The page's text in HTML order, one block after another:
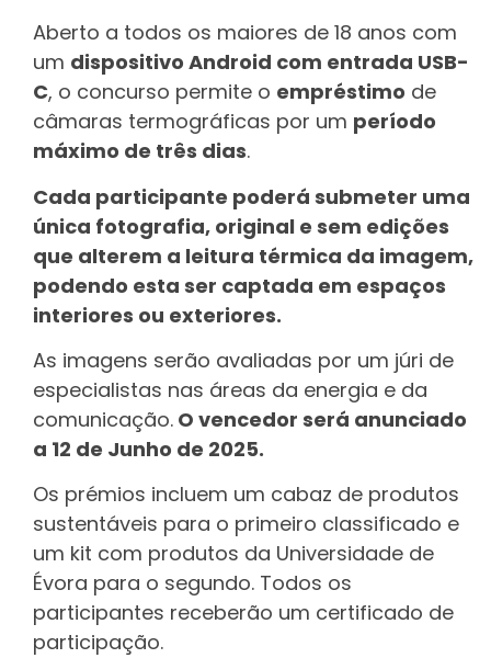
Aberto a todos os maiores de 18 anos com
um dispositivo Android com entrada USB-
C, o concurso permite o empréstimo de
câmaras termográficas por um período
máximo de três dias.
Cada participante poderá submeter uma
única fotografia, original e sem edições
que alterem a leitura térmica da imagem,
podendo esta ser captada em espaços
interiores ou exteriores.
As imagens serão avaliadas por um júri de
especialistas nas áreas da energia e da
comunicação. O vencedor será anunciado
a 12 de Junho de 2025.
Os prémios incluem um cabaz de produtos
sustentáveis para o primeiro classificado e
um kit com produtos da Universidade de
Évora para o segundo. Todos os
participantes receberão um certificado de
participação.